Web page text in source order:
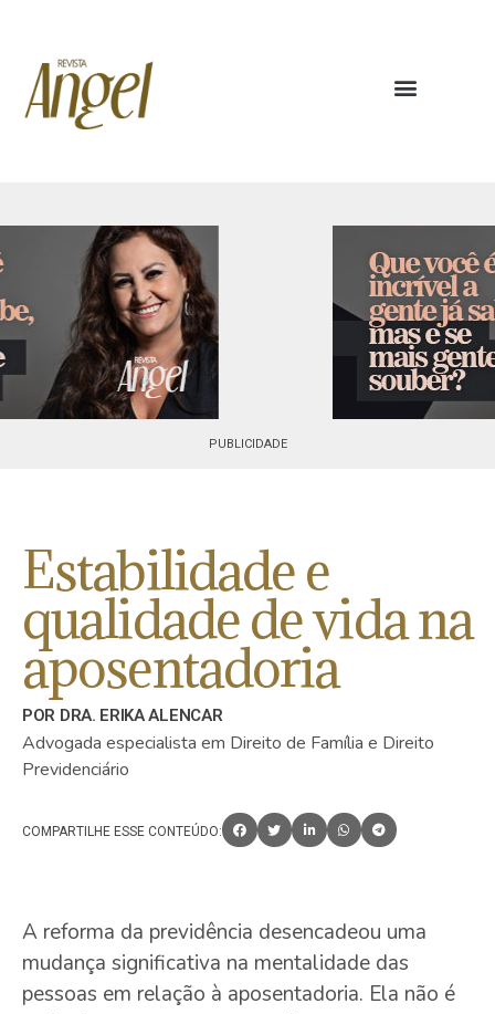
PUBLICIDADE
Estabilidade e
qualidade de vida na
aposentadoria
POR DRA. ERIKA ALENCAR
Advogada especialista em Direito de Família e Direito
Previdenciário
COMPARTILHE ESSE CONTEÚDO:
A reforma da previdência desencadeou uma
mudança significativa na mentalidade das
pessoas em relação à aposentadoria. Ela não é